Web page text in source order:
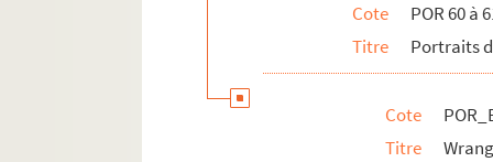
Cote
POR 60 à
Titre
Portraits
Cote
Titre